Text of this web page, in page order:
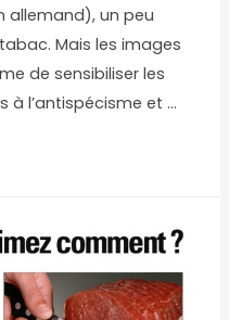
allemand), un peu
Mais les images
de sensibiliser les
à l’antispécisme et …